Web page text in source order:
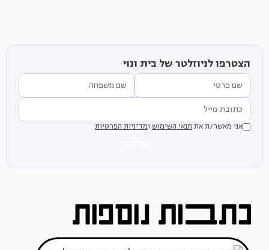
הצטרפו לניוזלטר של בית ונוי
אני מאשר/ת את תנאי השימוש ומדיניות הפרטיות